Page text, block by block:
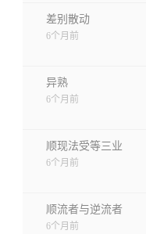
差别散动
6个月前
异熟
6个月前
顺现法受等三业
6个月前
顺流者与逆流者
6个月前